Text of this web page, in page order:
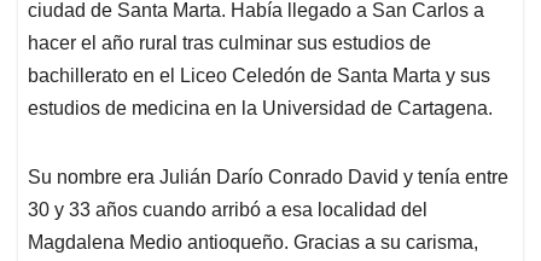
ciudad de Santa Marta. Había llegado a San Carlos a
hacer el año rural tras culminar sus estudios de
bachillerato en el Liceo Celedón de Santa Marta y sus
estudios de medicina en la Universidad de Cartagena.
Su nombre era Julián Darío Conrado David y tenía entre
30 y 33 años cuando arribó a esa localidad del
Magdalena Medio antioqueño. Gracias a su carisma,